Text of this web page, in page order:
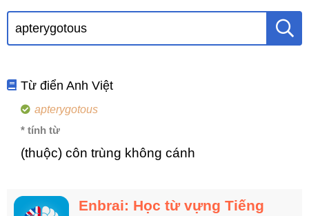
Từ điển Anh Việt
apterygotous
* tính từ
(thuộc) côn trùng không cánh
Enbrai: Học từ vựng Tiếng